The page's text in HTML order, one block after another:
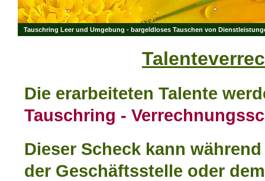
Tauschring Leer und Umgebung - bargeldloses Tauschen von
Die erarbeiteten Talente
Tauschring -
Dieser Scheck kann
der Geschäftsstelle oder